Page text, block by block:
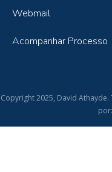
Webmail
Acompanhar Processo
Copyright 2025, David
por: